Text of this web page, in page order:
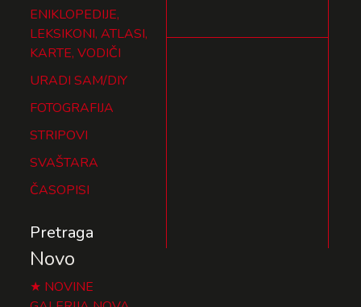
ENIKLOPEDIJE,
LEKSIKONI, ATLASI,
KARTE, VODIČI
URADI SAM/DIY
FOTOGRAFIJA
STRIPOVI
SVAŠTARA
ČASOPISI
Pretraga
Novo
NOVINE